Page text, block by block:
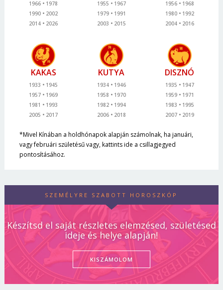
1966
1978
1990
2002
2014
2026
1955
1967
1979
1991
2003
2015
1956
1968
1980
1992
2004
2016
KAKAS
1933
1945
1957
1969
1981
1993
2005
2017
KUTYA
1934
1946
1958
1970
1982
1994
2006
2018
DISZNÓ
1935
1947
1959
1971
1983
1995
2007
2019
*Mivel Kínában a holdhónapok alapján számolnak, ha januári,
vagy februári születésű vagy, kattints ide a csillagjegyed
pontosításához.
SZEMÉLYRE SZABOTT HOROSZKÓP
Készítsd el saját részletes elemzésed, születésed
ideje és helye alapján!
KISZÁMOLOM